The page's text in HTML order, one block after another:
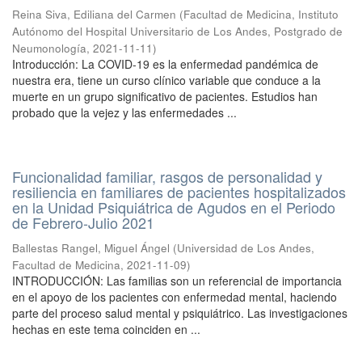
Reina Siva, Ediliana del Carmen (Facultad de Medicina, Instituto
Autónomo del Hospital Universitario de Los Andes, Postgrado de
Neumonología, 2021-11-11)
Introducción: La COVID-19 es la enfermedad pandémica de
nuestra era, tiene un curso clínico variable que conduce a la
muerte en un grupo significativo de pacientes. Estudios han
probado que la vejez y las enfermedades ...
Funcionalidad familiar, rasgos de personalidad y
resiliencia en familiares de pacientes hospitalizados
en la Unidad Psiquiátrica de Agudos en el Periodo
de Febrero-Julio 2021
Ballestas Rangel, Miguel Ángel (Universidad de Los Andes,
Facultad de Medicina, 2021-11-09)
INTRODUCCIÓN: Las familias son un referencial de importancia
en el apoyo de los pacientes con enfermedad mental, haciendo
parte del proceso salud mental y psiquiátrico. Las investigaciones
hechas en este tema coinciden en ...